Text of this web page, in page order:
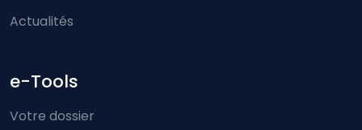
Actualités
e-Tools
Votre dossier